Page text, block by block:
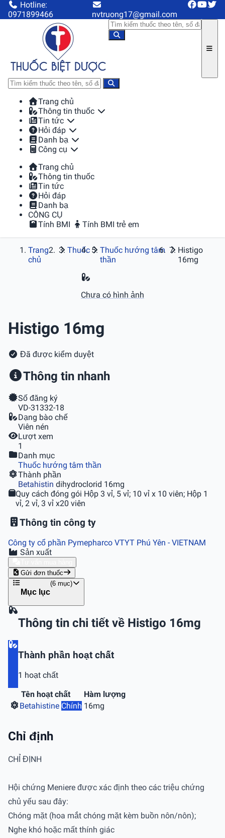
Hotline:
0971899466
nvtruong17@gmail.com
Trang chủ
Thông tin thuốc
Tin tức
Hỏi đáp
Danh bạ
Công cụ
Trang chủ
Thông tin thuốc
Tin tức
Hỏi đáp
Danh bạ
CÔNG CỤ
Tính BMI
Tính BMI trẻ em
Trang
chủ
Thuốc
Thuốc hướng tâm
thần
Histigo
16mg
Chưa có hình ảnh
Histigo 16mg
Đã được kiểm duyệt
Thông tin nhanh
Số đăng ký
VD-31332-18
Dạng bào chế
Viên nén
Lượt xem
1
Danh mục
Thuốc hướng tâm thần
Thành phần
Betahistin dihydroclorid 16mg
Quy cách đóng gói Hộp 3 vỉ, 5 vỉ; 10 vỉ x 10 viên; Hộp 1
vỉ, 2 vỉ, 3 vỉ x20 viên
Thông tin công ty
Công ty cổ phần Pymepharco VTYT Phú Yên - VIETNAM
Sản xuất
Gửi đơn thuốc
Mục lục
(6 mục)
Thông tin chi tiết về Histigo 16mg
Thành phần hoạt chất
1 hoạt chất
Tên hoạt chất
Hàm lượng
Betahistine Chính 16mg
Chỉ định
CHỈ ĐỊNH
Hội chứng Meniere được xác định theo các triệu chứng
chủ yếu sau đây:
Chóng mặt (hoa mắt chóng mặt kèm buồn nôn/nôn);
Nghe khó hoặc mất thính giác